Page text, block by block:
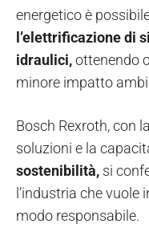
energetico è
l’elettrificazione di
idraulici,ottenendo
minore impatto
Bosch Rexroth, con
soluzioni e la
sostenibilità, si
l’industria che
modo responsabile.